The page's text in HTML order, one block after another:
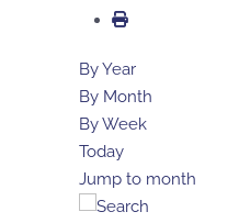
By Year
By Month
By Week
Today
Jump to month